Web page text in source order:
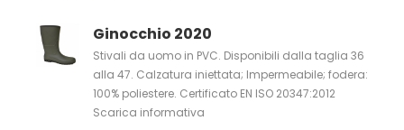
Ginocchio 2020
Stivali da uomo in PVC. Disponibili dalla taglia 36
alla 47. Calzatura iniettata; Impermeabile; fodera:
100% poliestere. Certificato EN ISO 20347:2012
Scarica informativa